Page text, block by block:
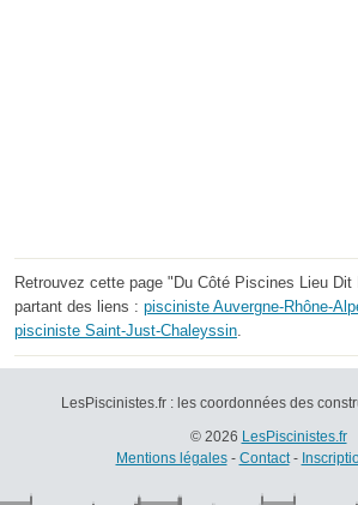
Retrouvez cette page "Du Côté Piscines Lieu Dit
partant des liens : pisciniste Auvergne-Rhône-
pisciniste Saint-Just-Chaleyssin.
LesPiscinistes.fr : les coordonnées des
© 2026 LesPiscinistes.fr
Mentions légales- Contact-